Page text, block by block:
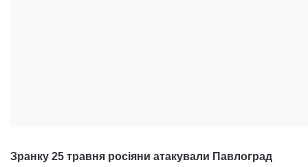
Зранку 25 травня росіяни атакували Павлоград